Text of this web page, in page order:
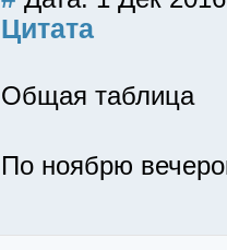
Цитата
Общая таблица
По ноябрю